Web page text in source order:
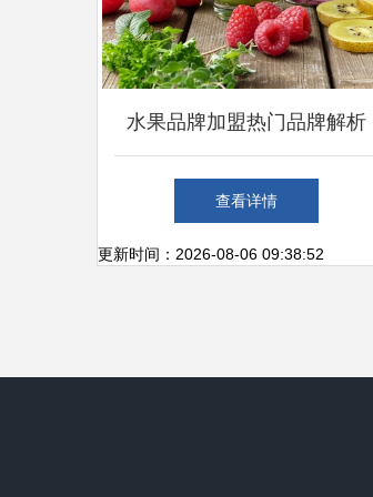
水果品牌加盟热门品牌解析
把握新鲜零售市场新机遇
查看详情
更新时间：2026-08-06 09:38:52